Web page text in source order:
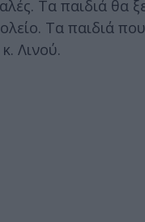
Τα παιδιά θα
Τα παιδιά που
Λινού.